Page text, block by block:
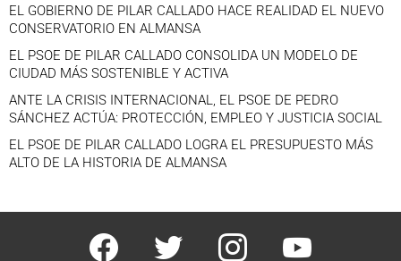
EL GOBIERNO DE PILAR CALLADO HACE REALIDAD EL NUEVO
CONSERVATORIO EN ALMANSA
EL PSOE DE PILAR CALLADO CONSOLIDA UN MODELO DE
CIUDAD MÁS SOSTENIBLE Y ACTIVA
ANTE LA CRISIS INTERNACIONAL, EL PSOE DE PEDRO
SÁNCHEZ ACTÚA: PROTECCIÓN, EMPLEO Y JUSTICIA SOCIAL
EL PSOE DE PILAR CALLADO LOGRA EL PRESUPUESTO MÁS
ALTO DE LA HISTORIA DE ALMANSA
facebook twitter instagram youtube